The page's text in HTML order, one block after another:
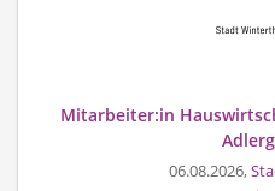
Mitarbeiter:in
06.08.2026,